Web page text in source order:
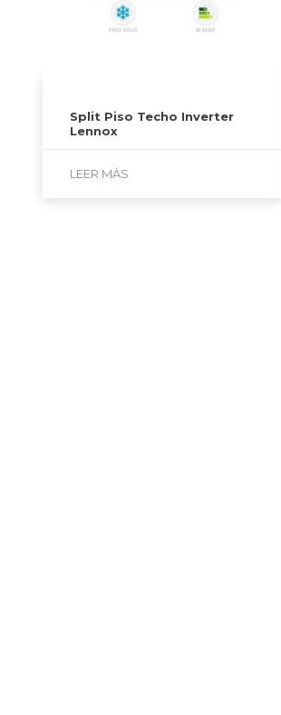
Split Piso Techo Inverter
Lennox
LEER MÁS